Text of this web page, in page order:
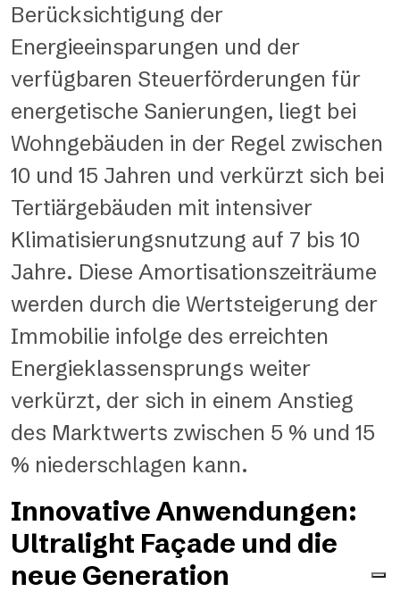
Berücksichtigung der
Energieeinsparungen und der
verfügbaren Steuerförderungen für
energetische Sanierungen, liegt bei
Wohngebäuden in der Regel zwischen
10 und 15 Jahren und verkürzt sich bei
Tertiärgebäuden mit intensiver
Klimatisierungsnutzung auf 7 bis 10
Jahre. Diese Amortisationszeiträume
werden durch die Wertsteigerung der
Immobilie infolge des erreichten
Energieklassensprungs weiter
verkürzt, der sich in einem Anstieg
des Marktwerts zwischen 5 % und 15
% niederschlagen kann.
Innovative Anwendungen:
Ultralight Façade und die
neue Generation